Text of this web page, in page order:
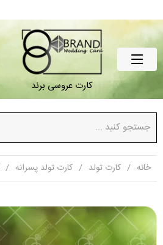
کارت عروسی برند
خانه کارت تولد کارت تولد پسرانه